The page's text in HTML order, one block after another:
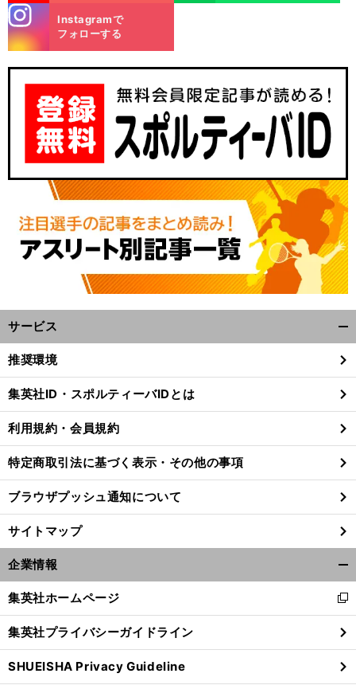
m
Instagramで
フォローする
サービス
閉
る
推奨環境
集英社ID・スポルティーバIDとは
利用規約・会員規約
特定商取引法に基づく表示・その他の事項
ブラウザプッシュ通知について
サイトマップ
企業情報
閉
る
集英社ホームページ
新
し
い
ウ
ィ
ン
集英社プライバシーガイドライン
SHUEISHA Privacy Guideline